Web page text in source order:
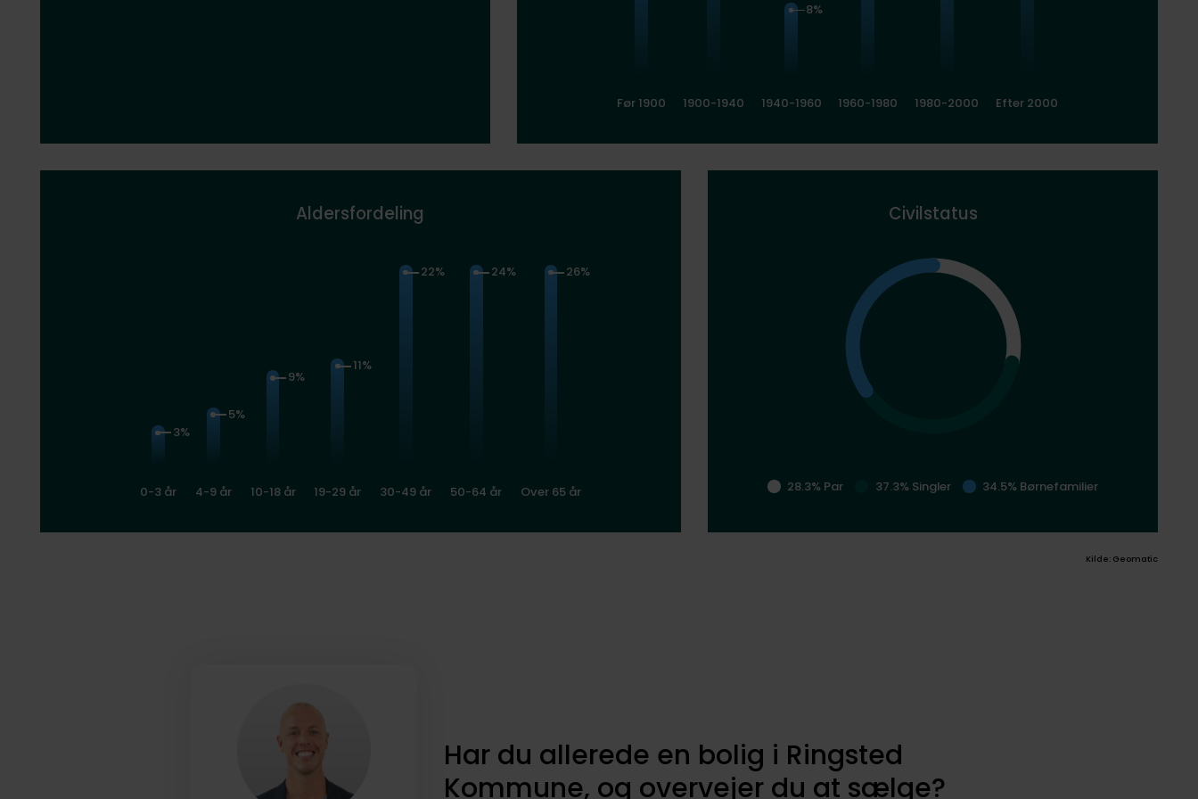
Før 1900 1900-1940
8%
1940-1960 1960-1980 1980-2000 Efter 2000
Aldersfordeling
3%
0-3 år
5%
4-9 år
9%
10-18 år
11%
19-29 år
22%
30-49 år
24%
50-64 år
26%
Over 65 år
Civilstatus
28.3% Par 37.3% Singler 34.5% Børnefamilier
Kilde: Geomatic
Har du allerede en bolig i Ringsted
Kommune, og overvejer du at sælge?